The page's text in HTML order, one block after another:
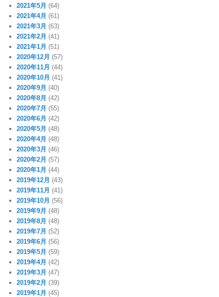
2021年5月 (64)
2021年4月 (61)
2021年3月 (63)
2021年2月 (41)
2021年1月 (51)
2020年12月 (57)
2020年11月 (44)
2020年10月 (41)
2020年9月 (40)
2020年8月 (42)
2020年7月 (55)
2020年6月 (42)
2020年5月 (48)
2020年4月 (48)
2020年3月 (46)
2020年2月 (57)
2020年1月 (44)
2019年12月 (43)
2019年11月 (41)
2019年10月 (56)
2019年9月 (48)
2019年8月 (48)
2019年7月 (52)
2019年6月 (56)
2019年5月 (59)
2019年4月 (42)
2019年3月 (47)
2019年2月 (39)
2019年1月 (45)